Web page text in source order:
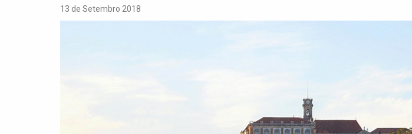
13 de Setembro 2018